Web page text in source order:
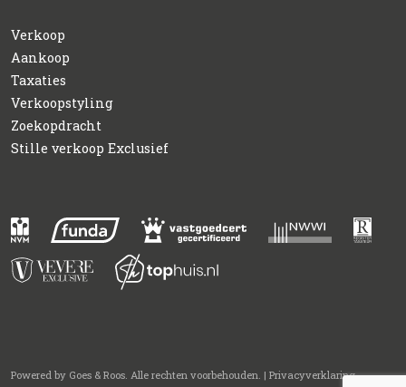
Verkoop
Aankoop
Taxaties
Verkoopstyling
Zoekopdracht
Stille verkoop Exclusief
Powered by Goes & Roos. Alle rechten voorbehouden. | Privacyverklaring